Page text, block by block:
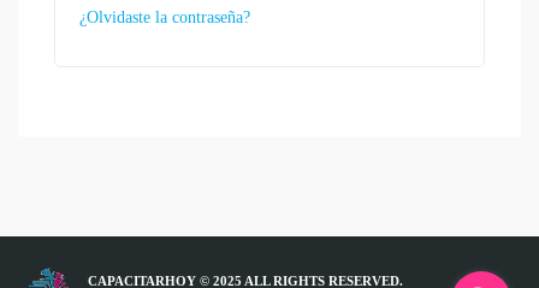
¿Olvidaste la contraseña?
CAPACITARHOY © 2025 ALL RIGHTS RESERVED.